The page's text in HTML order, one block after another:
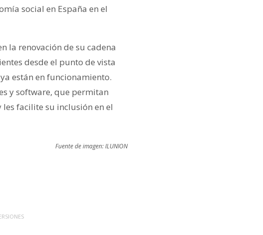
social en España en el
la renovación de su cadena
desde el punto de vista
están en funcionamiento.
y software, que permitan
facilite su inclusión en el
Fuente de imagen: ILUNION